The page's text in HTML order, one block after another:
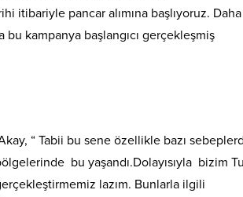
itibariyle pancar alımına başlıyoruz. Daha
bu kampanya başlangıcı gerçekleşmiş
“ Tabii bu sene özellikle bazı
bu yaşandı.Dolayısıyla bizim
lazım. Bunlarla ilgili